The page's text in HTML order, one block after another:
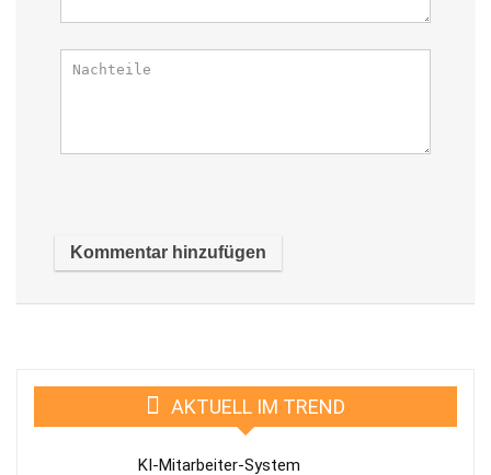
AKTUELL IM TREND
KI-Mitarbeiter-System